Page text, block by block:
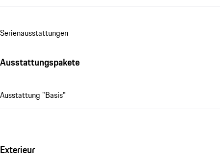
Se­ri­en­aus­stat­tungen
Ausstattungspakete
Ausstattung "Basis"
Exterieur